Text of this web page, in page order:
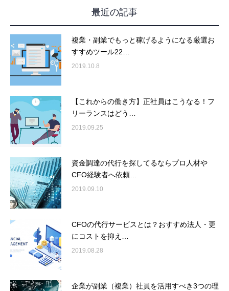
最近の記事
複業・副業でもっと稼げるようになる厳選お
すすめツール22…
2019.10.8
【これからの働き方】正社員はこうなる！フ
リーランスはどう…
2019.09.25
資金調達の代行を探してるならプロ人材や
CFO経験者へ依頼…
2019.09.10
CFOの代行サービスとは？おすすめ法人・更
にコストを抑え…
2019.08.28
企業が副業（複業）社員を活用すべき3つの理